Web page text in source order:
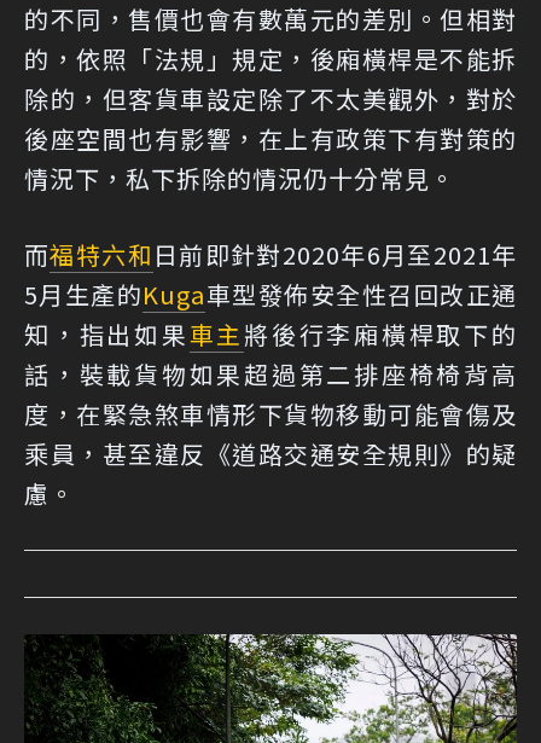
的不同，售價也會有數萬元的差別。但相對
的，依照「法規」規定，後廂橫桿是不能拆
除的，但客貨車設定除了不太美觀外，對於
後座空間也有影響，在上有政策下有對策的
情況下，私下拆除的情況仍十分常見。
而福特六和 日前即針對2020年6月至2021年
5月生產的Kuga車型發佈安全性召回改正通
知，指出如果車主將後行李廂橫桿取下的
話，裝載貨物如果超過第二排座椅椅背高
度，在緊急煞車情形下貨物移動可能會傷及
乘員，甚至違反《道路交通安全規則》的疑
慮。